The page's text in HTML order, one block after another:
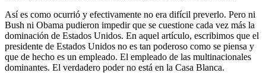
Así es como ocurrió y efectivamente no era difícil preverlo. Pero ni
Bush ni Obama pudieron impedir que se cuestione cada vez más la
dominación de Estados Unidos. En aquel artículo, escribimos que el
presidente de Estados Unidos no es tan poderoso como se piensa y
que de hecho es un empleado. El empleado de las multinacionales
dominantes. El verdadero poder no está en la Casa Blanca.